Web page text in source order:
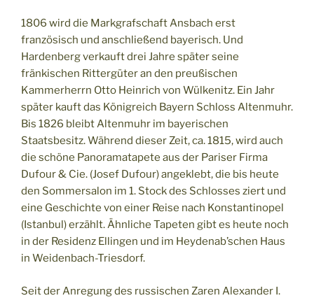
1806 wird die Markgrafschaft Ansbach erst
französisch und anschließend bayerisch. Und
Hardenberg verkauft drei Jahre später seine
fränkischen Rittergüter an den preußischen
Kammerherrn Otto Heinrich von Wülkenitz. Ein Jahr
später kauft das Königreich Bayern Schloss Altenmuhr.
Bis 1826 bleibt Altenmuhr im bayerischen
Staatsbesitz. Während dieser Zeit, ca. 1815, wird auch
die schöne Panoramatapete aus der Pariser Firma
Dufour & Cie. (Josef Dufour) angeklebt, die bis heute
den Sommersalon im 1. Stock des Schlosses ziert und
eine Geschichte von einer Reise nach Konstantinopel
(Istanbul) erzählt. Ähnliche Tapeten gibt es heute noch
in der Residenz Ellingen und im Heydenab’schen Haus
in Weidenbach-Triesdorf.
Seit der Anregung des russischen Zaren Alexander I.